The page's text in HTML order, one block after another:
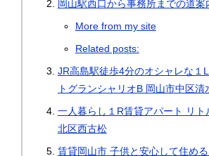
岡山駅西口から事務所までの道案
More from my site
Related posts:
JR高島駅徒歩4分のオシャレな１
トグランシャリオB 岡山市中区清
一人暮らし１R賃貸アパート リト
北区西古松
賃貸岡山市 子供と安心して住め